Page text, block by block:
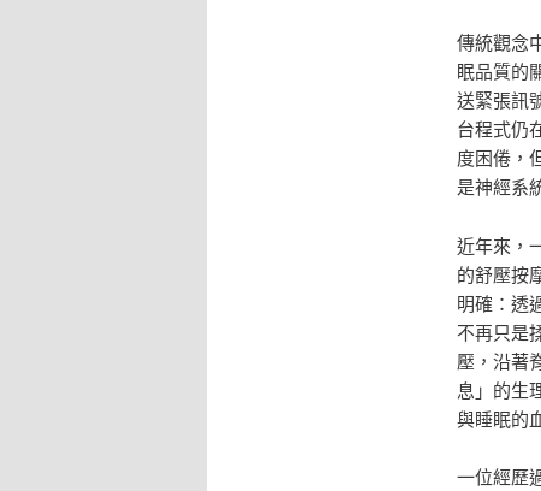
傳統觀念
眠品質的
送緊張訊
台程式仍
度困倦，
是神經系
近年來，
的舒壓按
明確：透
不再只是
壓，沿著
息」的生
與睡眠的
一位經歷